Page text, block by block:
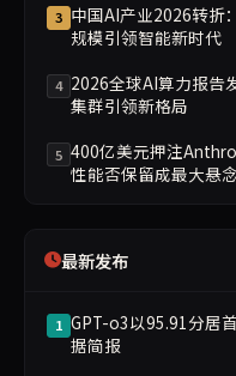
3 中国AI产业2026转折
规模引领智能新时代
4 2026全球AI算力报告
集群引领新格局
5 400亿美元押注
性能否保留成最大悬
最新发布
1 GPT-o3以95.91分居
据简报